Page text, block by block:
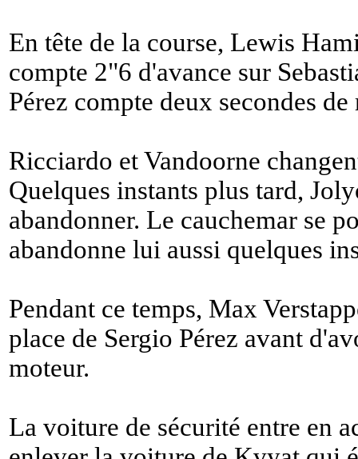
En tête de la course, Lewis
compte 2"6 d'avance sur
Pérez compte deux secondes
Ricciardo et Vandoorne
Quelques instants plus tard,
abandonner. Le cauchemar se
abandonne lui aussi quelques
Pendant ce temps, Max
place de Sergio Pérez avant
moteur.
La voiture de sécurité entre en